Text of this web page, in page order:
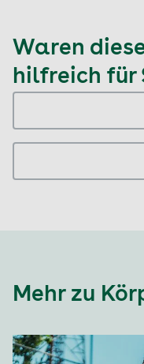
Waren
hilfreich für
Mehr zu